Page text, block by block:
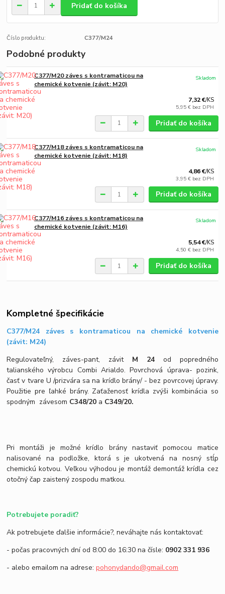
Pridať do košíka
Číslo produktu: C377/M24
Podobné produkty
C377/M20 záves s kontramaticou na
chemické kotvenie (závit: M20)
7,32 €/KS
5,95 € bez DPH
Skladom
Pridať do košíka
C377/M18 záves s kontramaticou na
chemické kotvenie (závit: M18)
4,86 €/KS
3,95 € bez DPH
Skladom
Pridať do košíka
C377/M16 záves s kontramaticou na
chemické kotvenie (závit: M16)
5,54 €/KS
4,50 € bez DPH
Skladom
Pridať do košíka
Kompletné špecifikácie
C377/M24 záves s kontramaticou na chemické kotvenie
(závit: M24)
Regulovateľný, záves-pant, závitM 24od popredného
talianského výrobcu Combi Arialdo. Povrchová úprava- pozink,
časť v tvare U /prizvára sa na krídlo brány/ - bez povrcovej úpravy.
Použitie pre ľahké brány. Zaťaženosť krídla zvýši kombinácia so
spodným závesom C348/20 a C349/20.
Pri montáži je možné krídlo brány nastaviť pomocou matice
nalisované na podložke, ktorá s je ukotvená na nosný stĺp
chemickú kotvou. Veľkou výhodou je montáž demontáž krídla cez
otočný čap zaistený zospodu matkou.
Potrebujete poradiť?
Ak potrebujete ďalšie informácie?, neváhajte nás kontaktovať:
- počas pracovných dní od 8:00 do 16:30 na čísle: 0902 331 936
- alebo emailom na adrese:pohonydando@gmail.com